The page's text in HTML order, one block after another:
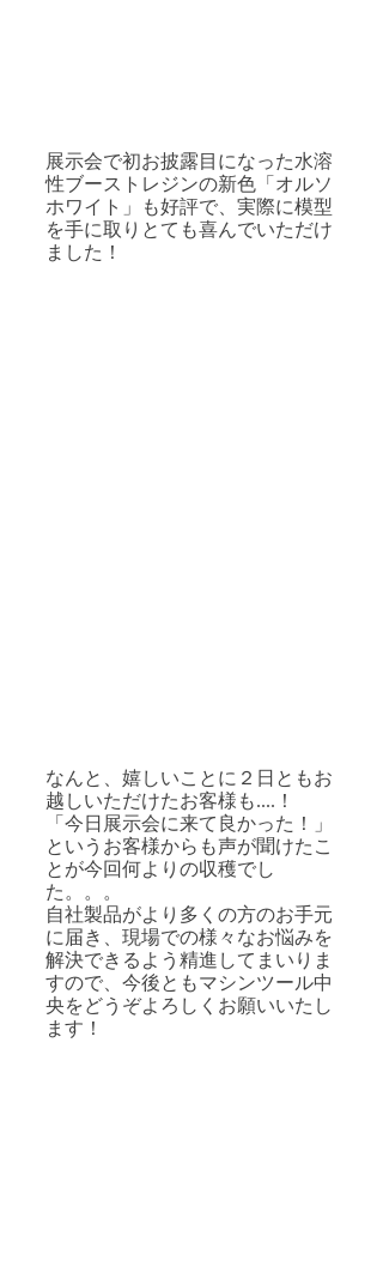
展示会で初お披露目になった水溶
性ブーストレジンの新色「オルソ
ホワイト」も好評で、実際に模型
を手に取りとても喜んでいただけ
ました！
なんと、嬉しいことに２日ともお
越しいただけたお客様も....！
「今日展示会に来て良かった！」
というお客様からも声が聞けたこ
とが今回何よりの収穫でし
た。。。
自社製品がより多くの方のお手元
に届き、現場での様々なお悩みを
解決できるよう精進してまいりま
すので、今後ともマシンツール中
央をどうぞよろしくお願いいたし
ます！